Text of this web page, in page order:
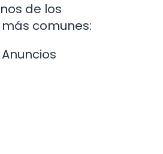
de los
comunes:
Anuncios